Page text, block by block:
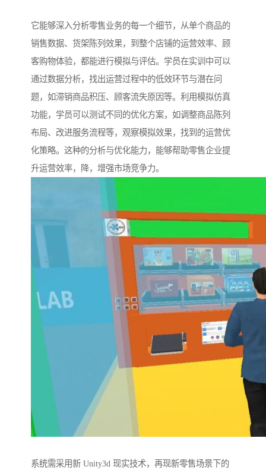
它能够深入分析零售业务的每一个细节，从单个商品的
销售数据、货架陈列效果，到整个店铺的运营效率、顾
客购物体验，都能进行模拟与评估。学员在实训中可以
通过数据分析，找出运营过程中的低效环节与潜在问
题，如滞销商品积压、顾客流失原因等。利用模拟仿真
功能，学员可以测试不同的优化方案，如调整商品陈列
布局、改进服务流程等，观察模拟效果，找到的运营优
化策略。这种的分析与优化能力，能够帮助零售企业提
升运营效率，降，增强市场竞争力。
系统需采用新 Unity3d 现实技术，再现新零售场景下的